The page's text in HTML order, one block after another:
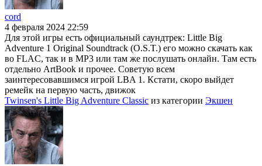
cord
4 февраля 2024 22:59
Для этой игры есть официальный саундтрек: Little Big
Adventure 1 Original Soundtrack (O.S.T.) его можно скачать как
во FLAC, так и в MP3 или там же послушать онлайн. Там есть
отдельно ArtBook и прочее. Советую всем
заинтересовавшимся игрой LBA 1. Кстати, скоро выйдет
ремейк на первую часть, движок
Twinsen's Little Big Adventure Classic из категории Экшен